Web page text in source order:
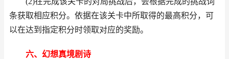
条获取相应积分。依据在该关卡中所取得的最高积分，可
以在达到指定积分时领取对应的奖励。
六、幻想真境剧诗